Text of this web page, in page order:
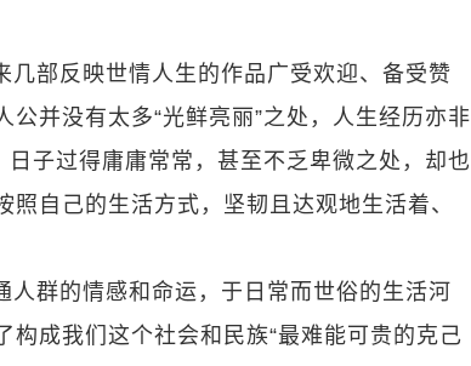
部反映世情人生的作品广受欢迎、备受赞
并没有太多“光鲜亮丽”之处，人生经历亦非
子过得庸庸常常，甚至不乏卑微之处，却也
自己的生活方式，坚韧且达观地生活着、
群的情感和命运，于日常而世俗的生活河
成我们这个社会和民族“最难能可贵的克己